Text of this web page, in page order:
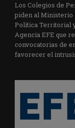
Los Colegios de
piden al Ministerio
Política Territorial
Agencia EFE que
convocatorias de
favorecer el